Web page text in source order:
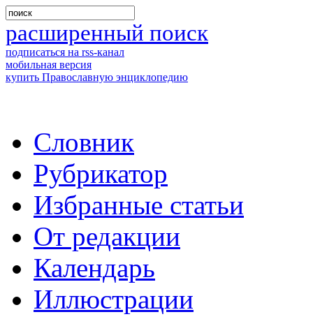
расширенный поиск
подписаться на rss-канал
мобильная версия
купить Православную энциклопедию
Словник
Рубрикатор
Избранные статьи
От редакции
Календарь
Иллюстрации